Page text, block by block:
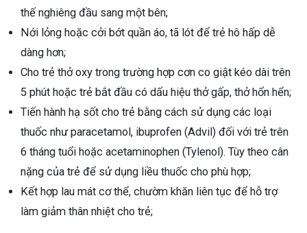
thế nghiêng đầu sang một bên;
Nới lỏng hoặc cởi bớt quần áo, tã lót để trẻ hô hấp dễ
dàng hơn;
Cho trẻ thở oxy trong trường hợp cơn co giật kéo dài trên
5 phút hoặc trẻ bắt đầu có dấu hiệu thở gấp, thở hổn hển;
Tiến hành hạ sốt cho trẻ bằng cách sử dụng các loại
thuốc như paracetamol, ibuprofen (Advil) đối với trẻ trên
6 tháng tuổi hoặc acetaminophen (Tylenol). Tùy theo cân
nặng của trẻ để sử dụng liều thuốc cho phù hợp;
Kết hợp lau mát cơ thể, chườm khăn liên tục để hỗ trợ
làm giảm thân nhiệt cho trẻ;